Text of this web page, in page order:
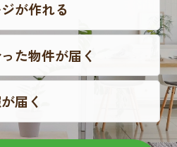
が作れる
た物件が届く
届く